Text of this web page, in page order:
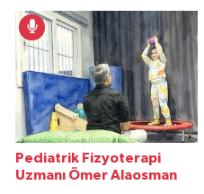
Pediatrik Fizyoterapi
Uzmanı Ömer Alaosman